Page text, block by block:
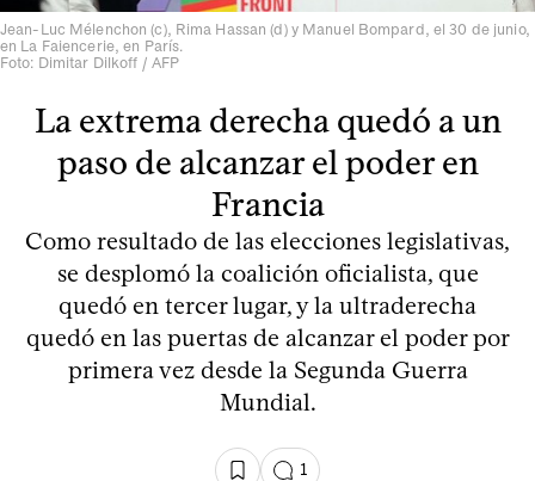
Jean-Luc Mélenchon (c), Rima Hassan (d) y Manuel Bompard, el 30 de junio,
en La Faiencerie, en París.
Foto: Dimitar Dilkoff / AFP
La extrema derecha quedó a un
paso de alcanzar el poder en
Francia
Como resultado de las elecciones legislativas,
se desplomó la coalición oficialista, que
quedó en tercer lugar, y la ultraderecha
quedó en las puertas de alcanzar el poder por
primera vez desde la Segunda Guerra
Mundial.
1